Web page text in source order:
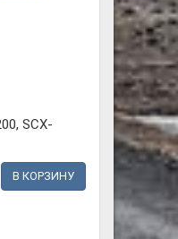
SCX-
В КОРЗИНУ